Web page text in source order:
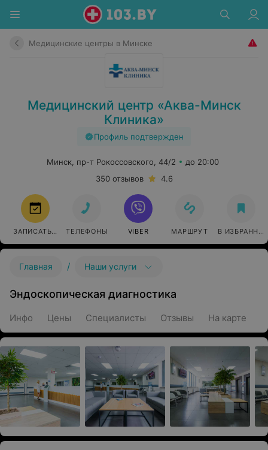
Медицинские центры в Минске
Медицинский центр «Аква-Минск
Клиника»
Профиль подтвержден
Минск, пр-т Рокоссовского, 44/2
до 20:00
350 отзывов
4.6
ЗАПИСАТЬСЯ ТЕЛЕФОНЫ VIBER МАРШРУТ В ИЗБРАННОЕ
Главная / Наши услуги
Эндоскопическая диагностика
Инфо Цены Специалисты Отзывы На карте